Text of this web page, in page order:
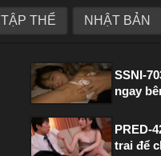
TẬP THỂ NHẬT BẢN
PHIM HOT
SSNI-
ngay
PRED-
trai để